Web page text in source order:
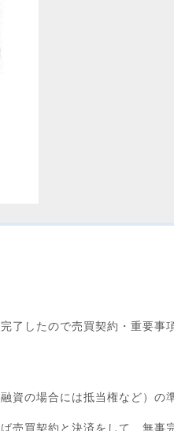
了したので売買契約・重要事
資の場合には抵当権など）の
売買契約と決済をして、無事